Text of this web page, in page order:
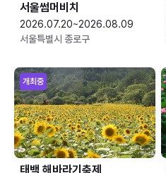
서울썸머비치
2026.07.20~2026.08.09
서울특별시 종로구
개최중
태백 해바라기축제